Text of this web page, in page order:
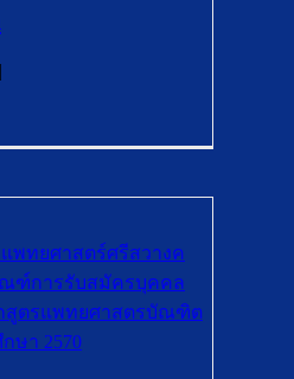
|
พทยศาสตร์ศรีสวางค
ณฑ์การรับสมัครบุคคล
สูตรแพทยศาสตรบัณฑิต
ษา 2570